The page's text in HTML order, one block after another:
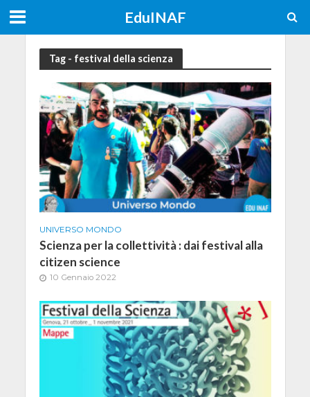
EduINAF
Tag - festival della scienza
UNIVERSO MONDO
Scienza per la collettività : dai festival alla
citizen science
10 Gennaio 2022